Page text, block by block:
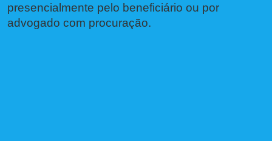
presencialmente pelo beneficiário ou por
advogado com procuração.